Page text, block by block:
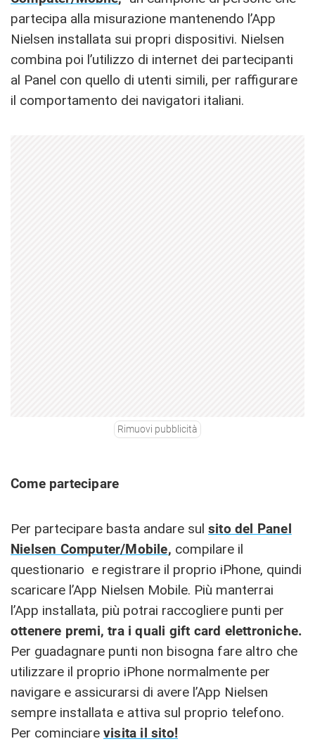
partecipa alla misurazione mantenendo l’App
Nielsen installata sui propri dispositivi. Nielsen
combina poi l’utilizzo di internet dei partecipanti
al Panel con quello di utenti simili, per raffigurare
il comportamento dei navigatori italiani.
Rimuovi pubblicità
Come partecipare
Per partecipare basta andare sul sito del Panel
Nielsen Computer/Mobile, compilare il
questionario e registrare il proprio iPhone, quindi
scaricare l’App Nielsen Mobile. Più manterrai
l’App installata, più potrai raccogliere punti per
ottenere premi, tra i quali gift card elettroniche.
Per guadagnare punti non bisogna fare altro che
utilizzare il proprio iPhone normalmente per
navigare e assicurarsi di avere l’App Nielsen
sempre installata e attiva sul proprio telefono.
Per cominciare visita il sito!